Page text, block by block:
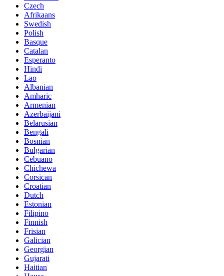
Czech
Afrikaans
Swedish
Polish
Basque
Catalan
Esperanto
Hindi
Lao
Albanian
Amharic
Armenian
Azerbaijani
Belarusian
Bengali
Bosnian
Bulgarian
Cebuano
Chichewa
Corsican
Croatian
Dutch
Estonian
Filipino
Finnish
Frisian
Galician
Georgian
Gujarati
Haitian